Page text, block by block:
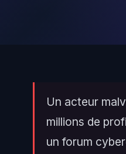
Un acteur
millions de
un forum